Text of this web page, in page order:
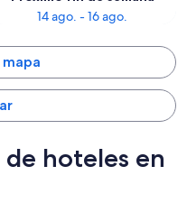
14 ago. - 16 ago.
hoteles en